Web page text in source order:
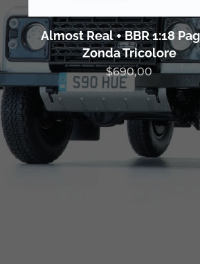
Almost Real + BBR 1:18
Zonda Tricolore
$690,00